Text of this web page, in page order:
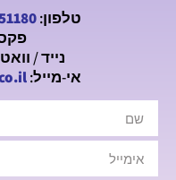
טלפון:
פקס: 04-
נייד / וואטסאפ:
אי-מייל: